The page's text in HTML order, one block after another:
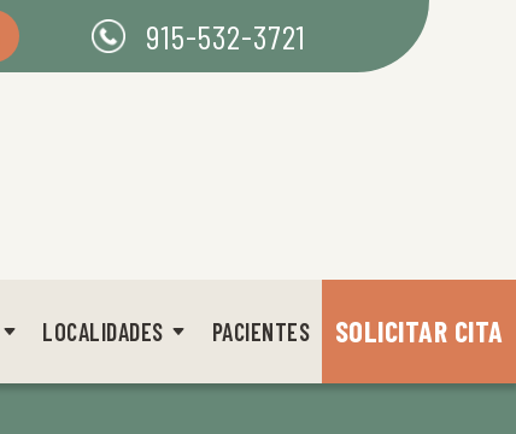
915-532-3721
LOCALIDADES PACIENTES SOLICITAR CITA